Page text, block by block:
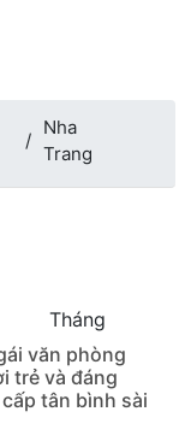
Nha
Trang
Tháng
văn phòng
trẻ và đáng
tân bình sài